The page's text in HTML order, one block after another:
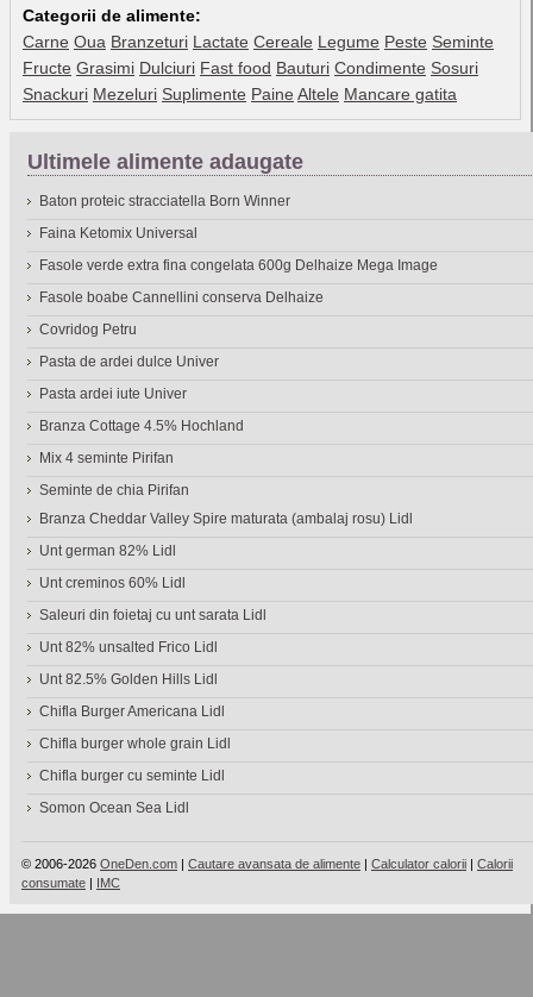
Categorii de alimente:
Carne Oua Branzeturi Lactate Cereale Legume Peste Seminte
Fructe Grasimi Dulciuri Fast food Bauturi Condimente Sosuri
Snackuri Mezeluri Suplimente Paine Altele Mancare gatita
Ultimele alimente adaugate
Baton proteic stracciatella Born Winner
Faina Ketomix Universal
Fasole verde extra fina congelata 600g Delhaize Mega Image
Fasole boabe Cannellini conserva Delhaize
Covridog Petru
Pasta de ardei dulce Univer
Pasta ardei iute Univer
Branza Cottage 4.5% Hochland
Mix 4 seminte Pirifan
Seminte de chia Pirifan
Branza Cheddar Valley Spire maturata (ambalaj rosu) Lidl
Unt german 82% Lidl
Unt creminos 60% Lidl
Saleuri din foietaj cu unt sarata Lidl
Unt 82% unsalted Frico Lidl
Unt 82.5% Golden Hills Lidl
Chifla Burger Americana Lidl
Chifla burger whole grain Lidl
Chifla burger cu seminte Lidl
Somon Ocean Sea Lidl
© 2006-2026 OneDen.com | Cautare avansata de alimente | Calculator calorii | Calorii
consumate | IMC